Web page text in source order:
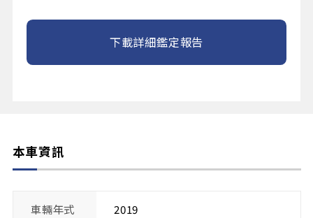
下載詳細鑑定報告
本車資訊
車輛年式 2019